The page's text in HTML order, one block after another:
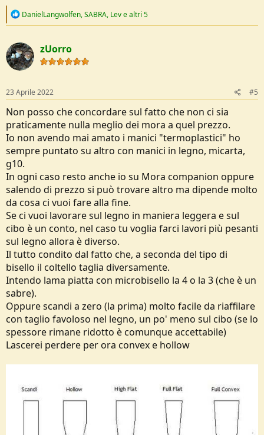
R
c
t
i
o
s
:
DanielLangwolfen,SABRA, Leve altri 5
zUorro
23 Aprile 2022 #5
Non posso che concordare sul fatto che non ci sia
praticamente nulla meglio dei mora a quel prezzo.
Io non avendo mai amato i manici "termoplastici" ho
sempre puntato su altro con manici in legno, micarta,
g10.
In ogni caso resto anche io su Mora companion oppure
salendo di prezzo si può trovare altro ma dipende molto
da cosa ci vuoi fare alla fine.
Se ci vuoi lavorare sul legno in maniera leggera e sul
cibo è un conto, nel caso tu voglia farci lavori più pesanti
sul legno allora è diverso.
Il tutto condito dal fatto che, a seconda del tipo di
bisello il coltello taglia diversamente.
Intendo lama piatta con microbisello la 4 o la 3 (che è un
sabre).
Oppure scandi a zero (la prima) molto facile da riaffilare
con taglio favoloso nel legno, un po' meno sul cibo (se lo
spessore rimane ridotto è comunque accettabile)
Lascerei perdere per ora convex e hollow